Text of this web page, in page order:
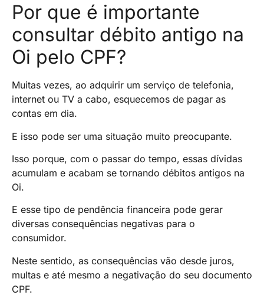
Por que é importante
consultar débito antigo na
Oi pelo CPF?
Muitas vezes, ao adquirir um serviço de telefonia,
internet ou TV a cabo, esquecemos de pagar as
contas em dia.
E isso pode ser uma situação muito preocupante.
Isso porque, com o passar do tempo, essas dívidas
acumulam e acabam se tornando débitos antigos na
Oi.
E esse tipo de pendência financeira pode gerar
diversas consequências negativas para o
consumidor.
Neste sentido, as consequências vão desde juros,
multas e até mesmo a negativação do seu documento
CPF.